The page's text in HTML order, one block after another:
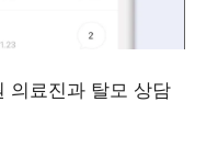
의료진과 탈모 상담